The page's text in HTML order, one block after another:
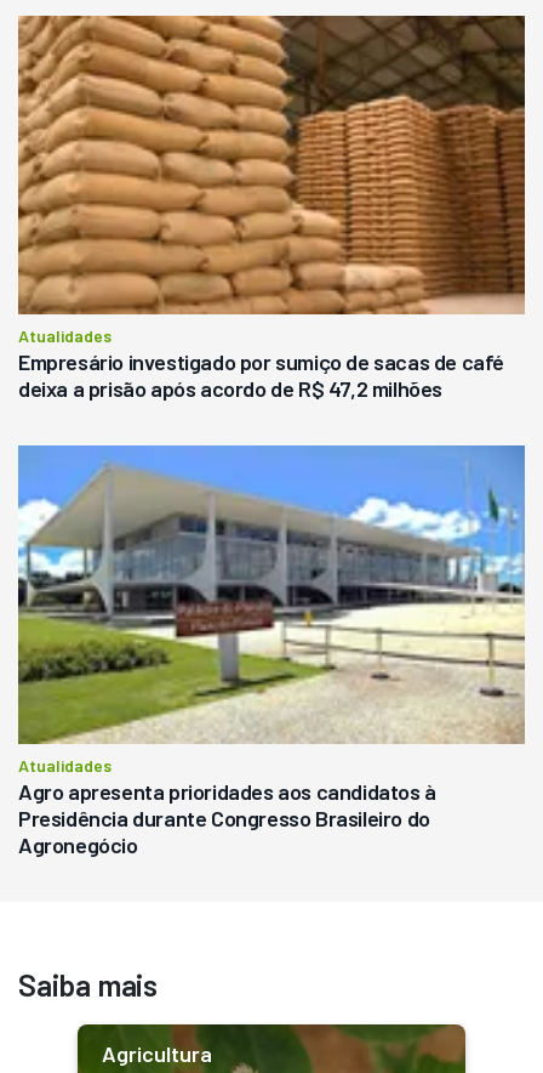
Atualidades
Empresário investigado por sumiço de sacas de café
deixa a prisão após acordo de R$ 47,2 milhões
Atualidades
Agro apresenta prioridades aos candidatos à
Presidência durante Congresso Brasileiro do
Agronegócio
Saiba mais
Agricultura